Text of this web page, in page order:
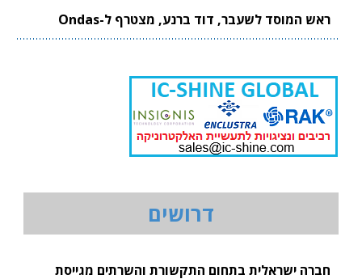
ראש המוסד לשעבר, דוד ברנע, מצטרף ל-Ondas
דרושים
חברה ישראלית בתחום התקשורת והשרתים מגייסת